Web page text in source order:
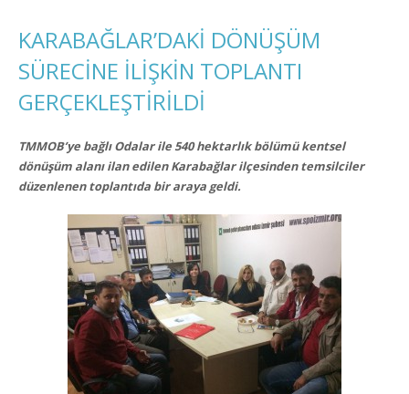
KARABAĞLAR’DAKİ DÖNÜŞÜM
SÜRECİNE İLİŞKİN TOPLANTI
GERÇEKLEŞTİRİLDİ
TMMOB’ye bağlı Odalar ile 540 hektarlık bölümü kentsel
dönüşüm alanı ilan edilen Karabağlar ilçesinden temsilciler
düzenlenen toplantıda bir araya geldi.